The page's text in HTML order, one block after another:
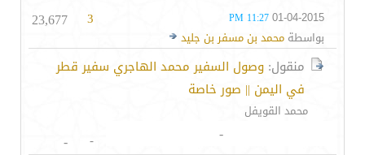
01-04-2015
11:27 PM
بواسطة محمد بن مسفر بن جليد
3
23,677
منقول: وصول السفير محمد الهاجري سفير قطر
في اليمن || صور خاصة
محمد القويفل
-
-
-